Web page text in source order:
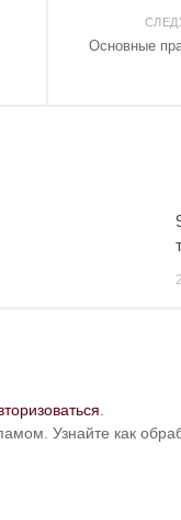
Основные
Узнайте как